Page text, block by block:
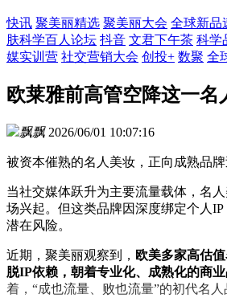
快讯 聚美丽精选 聚美丽大会 全球新品
肤科学百人论坛 抖音 文君下午茶 科学
媒实训营 社交营销大会 创投+ 数聚 全
欧莱雅前高管空降这一名
飘飘 2026/06/01 10:07:16
被资本催熟的名人美妆，正向成熟品牌
当社交媒体跃升为主要流量载体，名
场兴起。但这类品牌因深度绑定个人
潜在风险。
近期，聚美丽观察到， 欧美多家高估
脱IP依赖，朝着专业化、成熟化的商业
着，“成也流量、败也流量”的初代名